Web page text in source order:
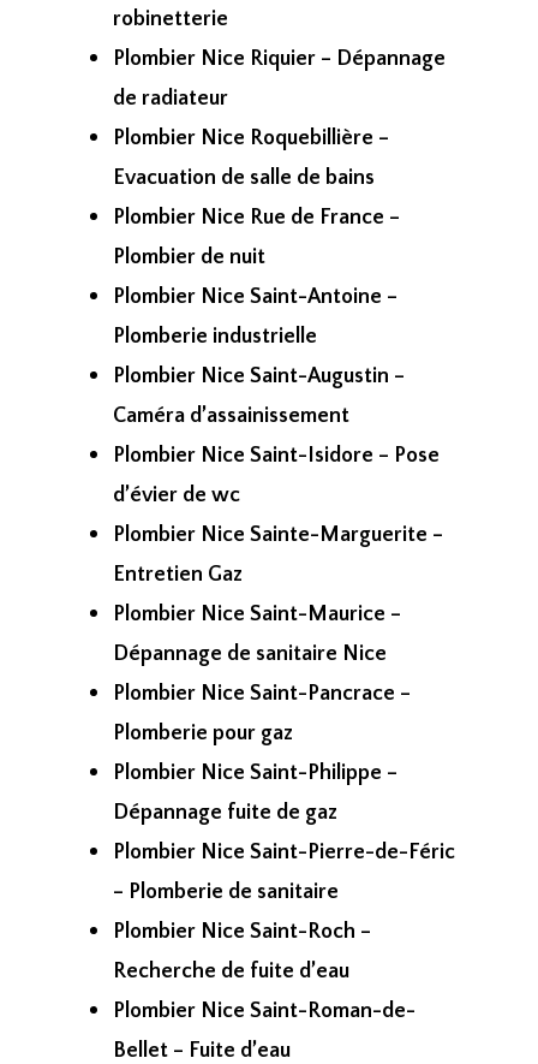
robinetterie
Plombier Nice Riquier – Dépannage
de radiateur
Plombier Nice Roquebillière –
Evacuation de salle de bains
Plombier Nice Rue de France –
Plombier de nuit
Plombier Nice Saint-Antoine –
Plomberie industrielle
Plombier Nice Saint-Augustin –
Caméra d’assainissement
Plombier Nice Saint-Isidore – Pose
d’évier de wc
Plombier Nice Sainte-Marguerite –
Entretien Gaz
Plombier Nice Saint-Maurice –
Dépannage de sanitaire Nice
Plombier Nice Saint-Pancrace –
Plomberie pour gaz
Plombier Nice Saint-Philippe –
Dépannage fuite de gaz
Plombier Nice Saint-Pierre-de-Féric
– Plomberie de sanitaire
Plombier Nice Saint-Roch –
Recherche de fuite d’eau
Plombier Nice Saint-Roman-de-
Bellet – Fuite d’eau